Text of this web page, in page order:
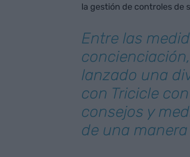
la gestión de controles de
Entre las
lanzado una
con Tricicle
consejos y
de una